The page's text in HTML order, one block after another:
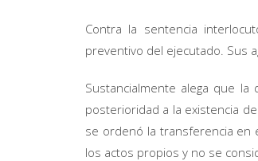
Contra la sentencia
preventivo del ejecutado. Sus
Sustancialmente alega que
posterioridad a la existencia
se ordenó la transferencia en
los actos propios y no se